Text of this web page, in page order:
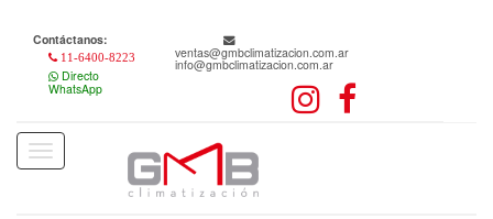
content
Contáctanos:
11-6400-8223
Directo
WhatsApp
ventas@gmbclimatizacion.com.ar
info@gmbclimatizacion.com.ar
Toggle
navigation